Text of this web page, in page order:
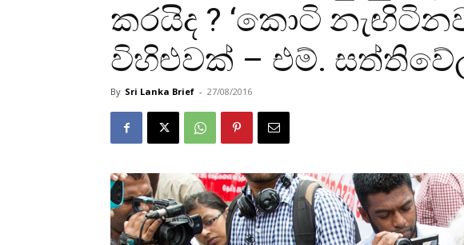
කරයිද ? ‘කොටි
විහිළුවක් – එම්.
By Sri Lanka Brief - 27/08/2016